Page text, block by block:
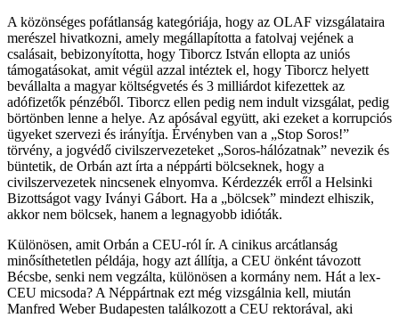
A közönséges pofátlanság kategóriája, hogy az OLAF vizsgálataira
merészel hivatkozni, amely megállapította a fatolvaj vejének a
csalásait, bebizonyította, hogy Tiborcz István ellopta az uniós
támogatásokat, amit végül azzal intéztek el, hogy Tiborcz helyett
bevállalta a magyar költségvetés és 3 milliárdot kifezettek az
adófizetők pénzéből. Tiborcz ellen pedig nem indult vizsgálat, pedig
börtönben lenne a helye. Az apósával együtt, aki ezeket a korrupciós
ügyeket szervezi és irányítja. Érvényben van a „Stop Soros!”
törvény, a jogvédő civilszervezeteket „Soros-hálózatnak” nevezik és
büntetik, de Orbán azt írta a néppárti bölcseknek, hogy a
civilszervezetek nincsenek elnyomva. Kérdezzék erről a Helsinki
Bizottságot vagy Iványi Gábort. Ha a „bölcsek” mindezt elhiszik,
akkor nem bölcsek, hanem a legnagyobb idióták.
Különösen, amit Orbán a CEU-ról ír. A cinikus arcátlanság
minősíthetetlen példája, hogy azt állítja, a CEU önként távozott
Bécsbe, senki nem vegzálta, különösen a kormány nem. Hát a lex-
CEU micsoda? A Néppártnak ezt még vizsgálnia kell, miután
Manfred Weber Budapesten találkozott a CEU rektorával, aki